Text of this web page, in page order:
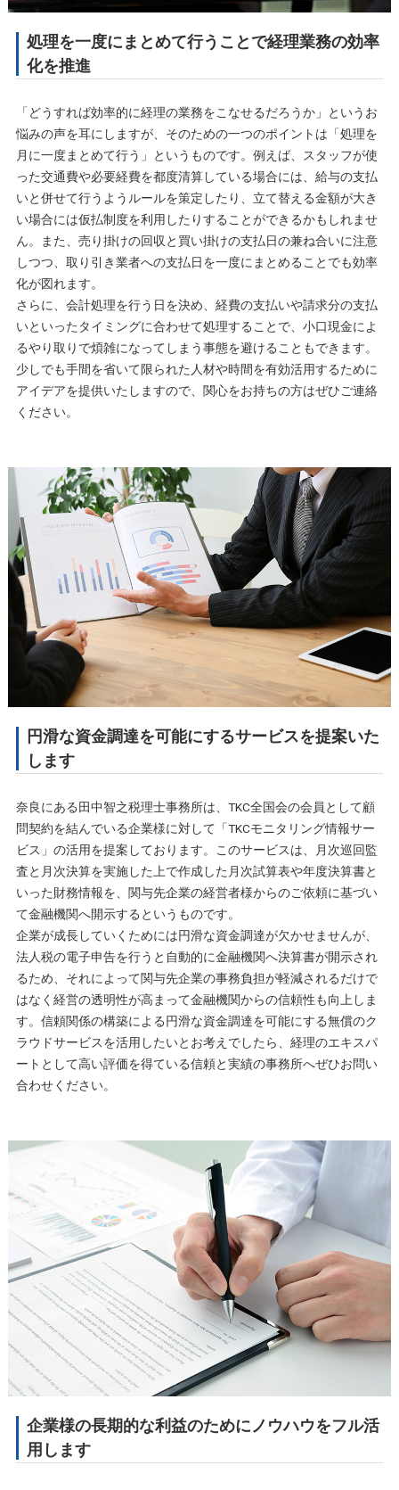
処理を一度にまとめて行うことで経理業務の効率
化を推進
「どうすれば効率的に経理の業務をこなせるだろうか」というお
悩みの声を耳にしますが、そのための一つのポイントは「処理を
月に一度まとめて行う」というものです。例えば、スタッフが使
った交通費や必要経費を都度清算している場合には、給与の支払
いと併せて行うようルールを策定したり、立て替える金額が大き
い場合には仮払制度を利用したりすることができるかもしれませ
ん。また、売り掛けの回収と買い掛けの支払日の兼ね合いに注意
しつつ、取り引き業者への支払日を一度にまとめることでも効率
化が図れます。
さらに、会計処理を行う日を決め、経費の支払いや請求分の支払
いといったタイミングに合わせて処理することで、小口現金によ
るやり取りで煩雑になってしまう事態を避けることもできます。
少しでも手間を省いて限られた人材や時間を有効活用するために
アイデアを提供いたしますので、関心をお持ちの方はぜひご連絡
ください。
円滑な資金調達を可能にするサービスを提案いた
します
奈良にある田中智之税理士事務所は、TKC全国会の会員として顧
問契約を結んでいる企業様に対して「TKCモニタリング情報サー
ビス」の活用を提案しております。このサービスは、月次巡回監
査と月次決算を実施した上で作成した月次試算表や年度決算書と
いった財務情報を、関与先企業の経営者様からのご依頼に基づい
て金融機関へ開示するというものです。
企業が成長していくためには円滑な資金調達が欠かせませんが、
法人税の電子申告を行うと自動的に金融機関へ決算書が開示され
るため、それによって関与先企業の事務負担が軽減されるだけで
はなく経営の透明性が高まって金融機関からの信頼性も向上しま
す。信頼関係の構築による円滑な資金調達を可能にする無償のク
ラウドサービスを活用したいとお考えでしたら、経理のエキスパ
ートとして高い評価を得ている信頼と実績の事務所へぜひお問い
合わせください。
企業様の長期的な利益のためにノウハウをフル活
用します